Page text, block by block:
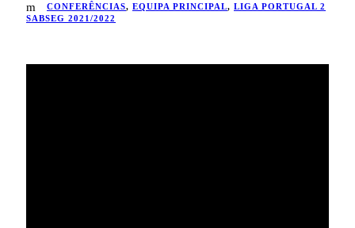
CONFERÊNCIAS, EQUIPA PRINCIPAL, LIGA PORTUGAL 2
SABSEG 2021/2022